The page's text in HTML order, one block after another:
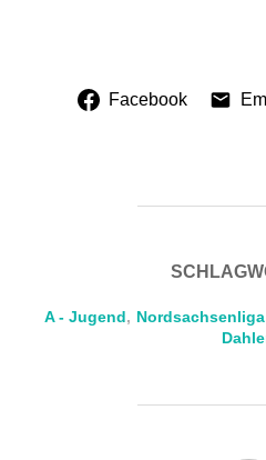
Facebook
A - Jugend, Nordsachsenliga